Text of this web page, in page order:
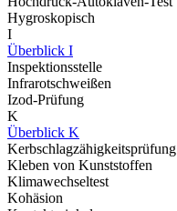
Hygroskopisch
I
Überblick I
Inspektionsstelle
Infrarotschweißen
Izod-Prüfung
K
Überblick K
Kerbschlagzähigkeitsprüfung
Kleben von Kunststoffen
Klimawechseltest
Kohäsion